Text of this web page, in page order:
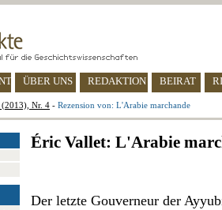
ÜBER UNS REDAKTION BEIRAT
(2013), Nr. 4 - Rezension von: L'Arabie marchande
Éric Vallet: L'Arabie
Der letzte Gouverneur der